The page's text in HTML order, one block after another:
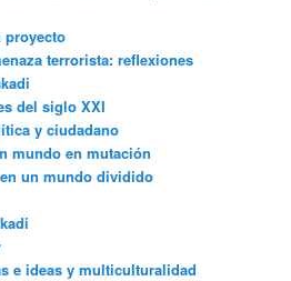
proyecto
terrorista: reflexiones
del siglo XXI
y ciudadano
mundo en mutación
un mundo dividido
e ideas y multiculturalidad